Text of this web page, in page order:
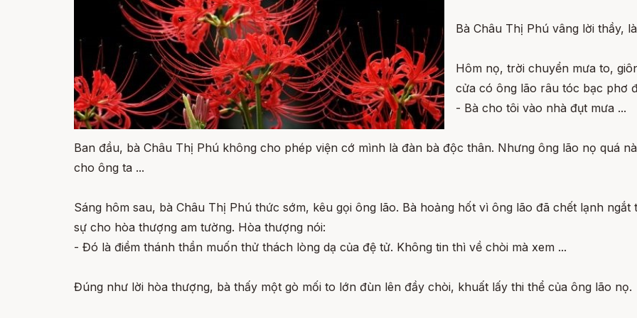
Bà Châu Thị Phú vâng lời thầy,
Hôm nọ, trời chuyển mưa to,
cửa có ông lão râu tóc bạc phơ
- Bà cho tôi vào nhà đụt mưa ...
Ban đầu, bà Châu Thị Phú không cho phép viện cớ mình là đàn bà độc thân. Nhưng ông lão nọ quá
cho ông ta ...
Sáng hôm sau, bà Châu Thị Phú thức sớm, kêu gọi ông lão. Bà hoảng hốt vì ông lão đã chết lạnh
sự cho hòa thượng am tường. Hòa thượng nói:
- Đó là điềm thánh thần muốn thử thách lòng dạ của đệ tử. Không tin thì về chòi mà xem ...
Đúng như lời hòa thượng, bà thấy một gò mối to lớn đùn lên đầy chòi, khuất lấy thi thể của ông lão nọ.